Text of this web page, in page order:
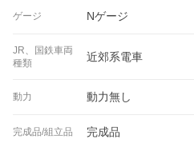
ゲージ Nゲージ
JR、国鉄車両
種類
近郊系電車
動力 動力無し
完成品/組立品 完成品